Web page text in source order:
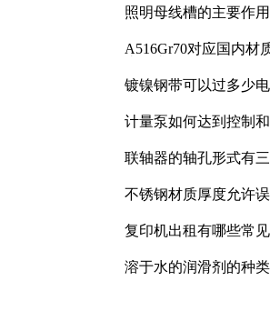
照明母线槽的主要作
A516Gr70对应国内材
镀镍钢带可以过多少
计量泵如何达到控制
联轴器的轴孔形式有
不锈钢材质厚度允许
复印机出租有哪些常
溶于水的润滑剂的种类